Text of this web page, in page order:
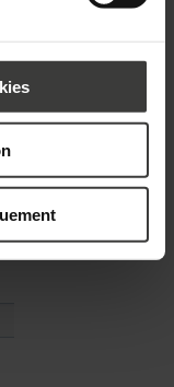
question sur nos